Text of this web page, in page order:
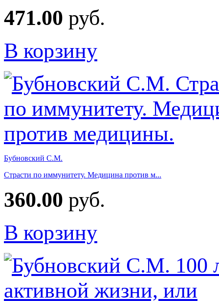
471.00 руб.
В корзину
Бубновский С.М.
Страсти по иммунитету. Медицина против м...
360.00 руб.
В корзину